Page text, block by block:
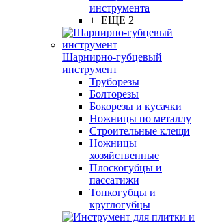
инструмента
+ ЕЩЕ 2
Шарнирно-губцевый
инструмент
Труборезы
Болторезы
Бокорезы и кусачки
Ножницы по металлу
Строительные клещи
Ножницы
хозяйственные
Плоскогубцы и
пассатижи
Тонкогубцы и
круглогубцы